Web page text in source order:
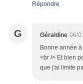
Répondre
G Géraldine 06/
Bonne année
<br /> Et bien
que j'ai limite